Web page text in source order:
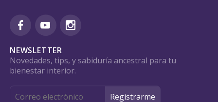
NEWSLETTER
Novedades, tips, y sabiduría ancestral para tu
bienestar interior.